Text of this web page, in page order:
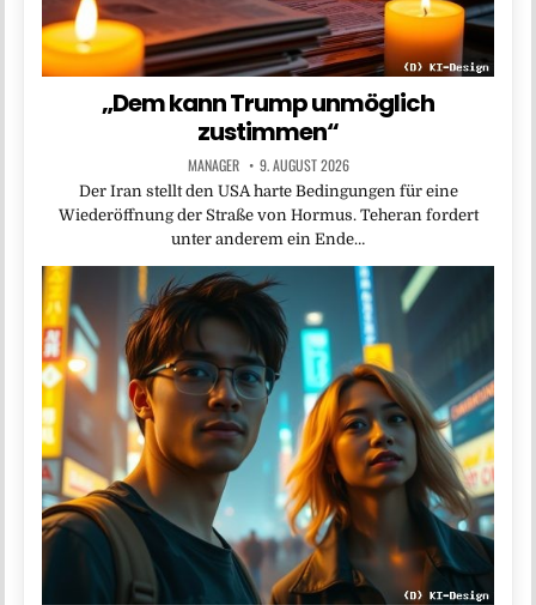
„Dem kann Trump unmöglich
zustimmen“
MANAGER 9. AUGUST 2026
Der Iran stellt den USA harte Bedingungen für eine
Wiederöffnung der Straße von Hormus. Teheran fordert
unter anderem ein Ende…